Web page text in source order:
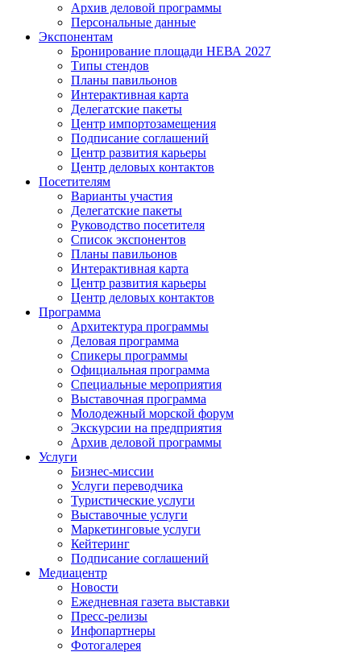
Архив деловой программы
Персональные данные
Экспонентам
Бронирование площади НЕВА 2027
Типы стендов
Планы павильонов
Интерактивная карта
Делегатские пакеты
Центр импортозамещения
Подписание соглашений
Центр развития карьеры
Центр деловых контактов
Посетителям
Варианты участия
Делегатские пакеты
Руководство посетителя
Список экспонентов
Планы павильонов
Интерактивная карта
Центр развития карьеры
Центр деловых контактов
Программа
Архитектура программы
Деловая программа
Спикеры программы
Официальная программа
Специальные мероприятия
Выставочная программа
Молодежный морской форум
Экскурсии на предприятия
Архив деловой программы
Услуги
Бизнес-миссии
Услуги переводчика
Туристические услуги
Выставочные услуги
Маркетинговые услуги
Кейтеринг
Подписание соглашений
Медиацентр
Новости
Ежедневная газета выставки
Пресс-релизы
Инфопартнеры
Фотогалерея